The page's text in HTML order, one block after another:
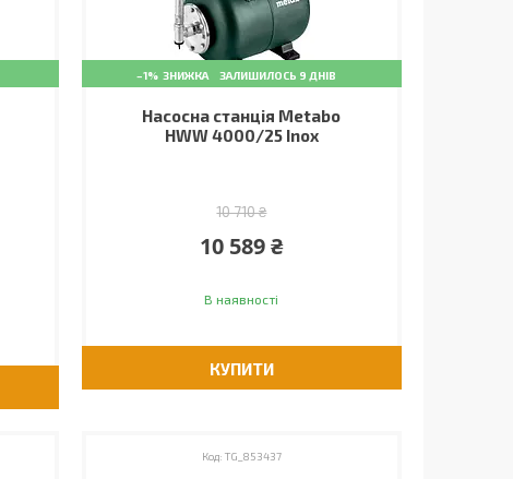
–1% ЗАЛИШИЛОСЬ 9 ДНІВ
Насосна станція Metabo
HWW 4000/25 Inox
10 710 ₴
10 589 ₴
В наявності
КУПИТИ
TG_853437